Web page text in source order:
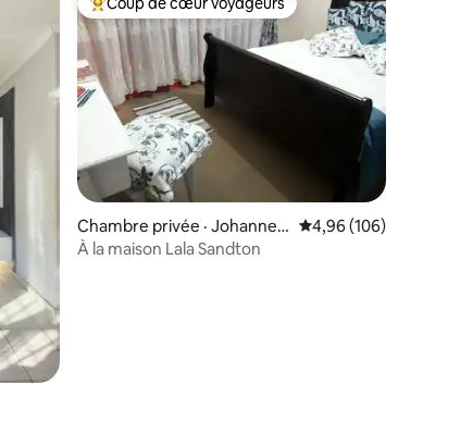
Coup de cœur voyageurs parmi les plus aimés
Chambre privée · Johannes
bourg
Note moyenne de
4,96 (106)
À la maison Lala Sandton